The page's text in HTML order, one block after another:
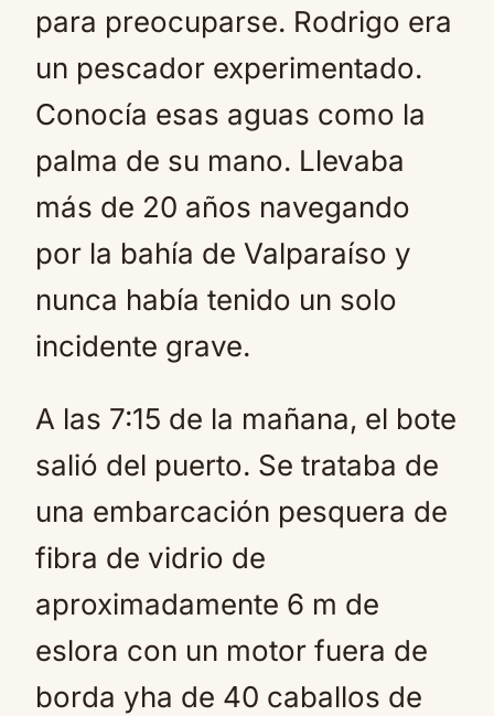
para preocuparse. Rodrigo era
un pescador experimentado.
Conocía esas aguas como la
palma de su mano. Llevaba
más de 20 años navegando
por la bahía de Valparaíso y
nunca había tenido un solo
incidente grave.
A las 7:15 de la mañana, el bote
salió del puerto. Se trataba de
una embarcación pesquera de
fibra de vidrio de
aproximadamente 6 m de
eslora con un motor fuera de
borda yha de 40 caballos de